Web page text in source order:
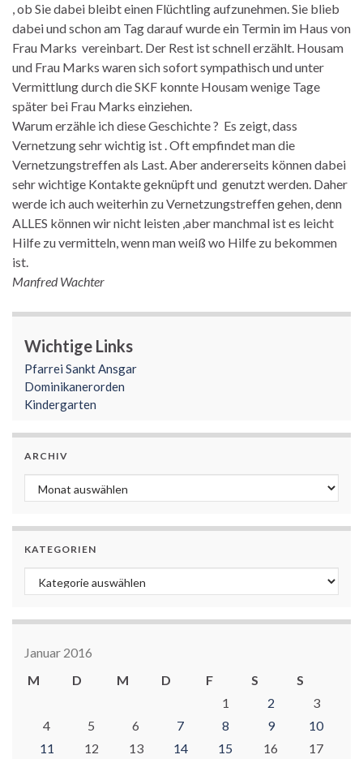
, ob Sie dabei bleibt einen Flüchtling aufzunehmen. Sie blieb
dabei und schon am Tag darauf wurde ein Termin im Haus von
Frau Marks vereinbart. Der Rest ist schnell erzählt. Housam
und Frau Marks waren sich sofort sympathisch und unter
Vermittlung durch die SKF konnte Housam wenige Tage
später bei Frau Marks einziehen.
Warum erzähle ich diese Geschichte ? Es zeigt, dass
Vernetzung sehr wichtig ist . Oft empfindet man die
Vernetzungstreffen als Last. Aber andererseits können dabei
sehr wichtige Kontakte geknüpft und genutzt werden. Daher
werde ich auch weiterhin zu Vernetzungstreffen gehen, denn
ALLES können wir nicht leisten ,aber manchmal ist es leicht
Hilfe zu vermitteln, wenn man weiß wo Hilfe zu bekommen
ist.
Manfred Wachter
Wichtige Links
Pfarrei Sankt Ansgar
Dominikanerorden
Kindergarten
ARCHIV
Archiv
KATEGORIEN
Kategorien
Januar 2016
M
D M D F S
S
1
2
3
4
5 6 7 8 9
10
11
12 13 14 15 16 17